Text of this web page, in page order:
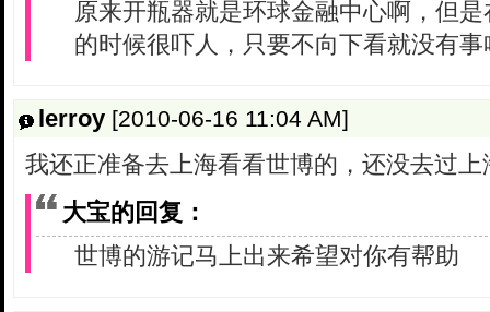
原来开瓶器就是环球金融中心啊，但
的时候很吓人，只要不向下看就没有事
lerroy [2010-06-16 11:04 AM]
我还正准备去上海看看世博的，还没去过上
大宝的回复：
世博的游记马上出来希望对你有帮助